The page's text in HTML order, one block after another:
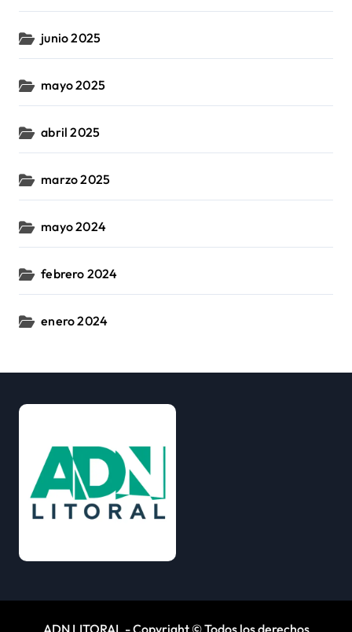
junio 2025
mayo 2025
abril 2025
marzo 2025
mayo 2024
febrero 2024
enero 2024